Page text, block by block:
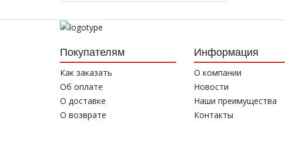
Покупателям
Как заказать
Об оплате
О доставке
О возврате
Информация
О компании
Новости
Наши преимущества
Контакты